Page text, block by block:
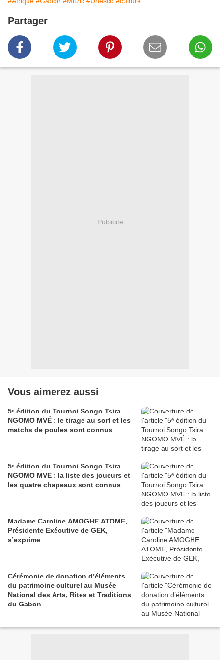
Partager
Publicité
Vous aimerez aussi
5ᵉ édition du Tournoi Songo Tsira
NGOMO MVÉ : le tirage au sort et les
matchs de poules sont connus
5ᵉ édition du Tournoi Songo Tsira
NGOMO MVE : la liste des joueurs et
les quatre chapeaux sont connus
Madame Caroline AMOGHE ATOME,
Présidente Exécutive de GEK,
s’exprime
Cérémonie de donation d’éléments
du patrimoine culturel au Musée
National des Arts, Rites et Traditions
du Gabon